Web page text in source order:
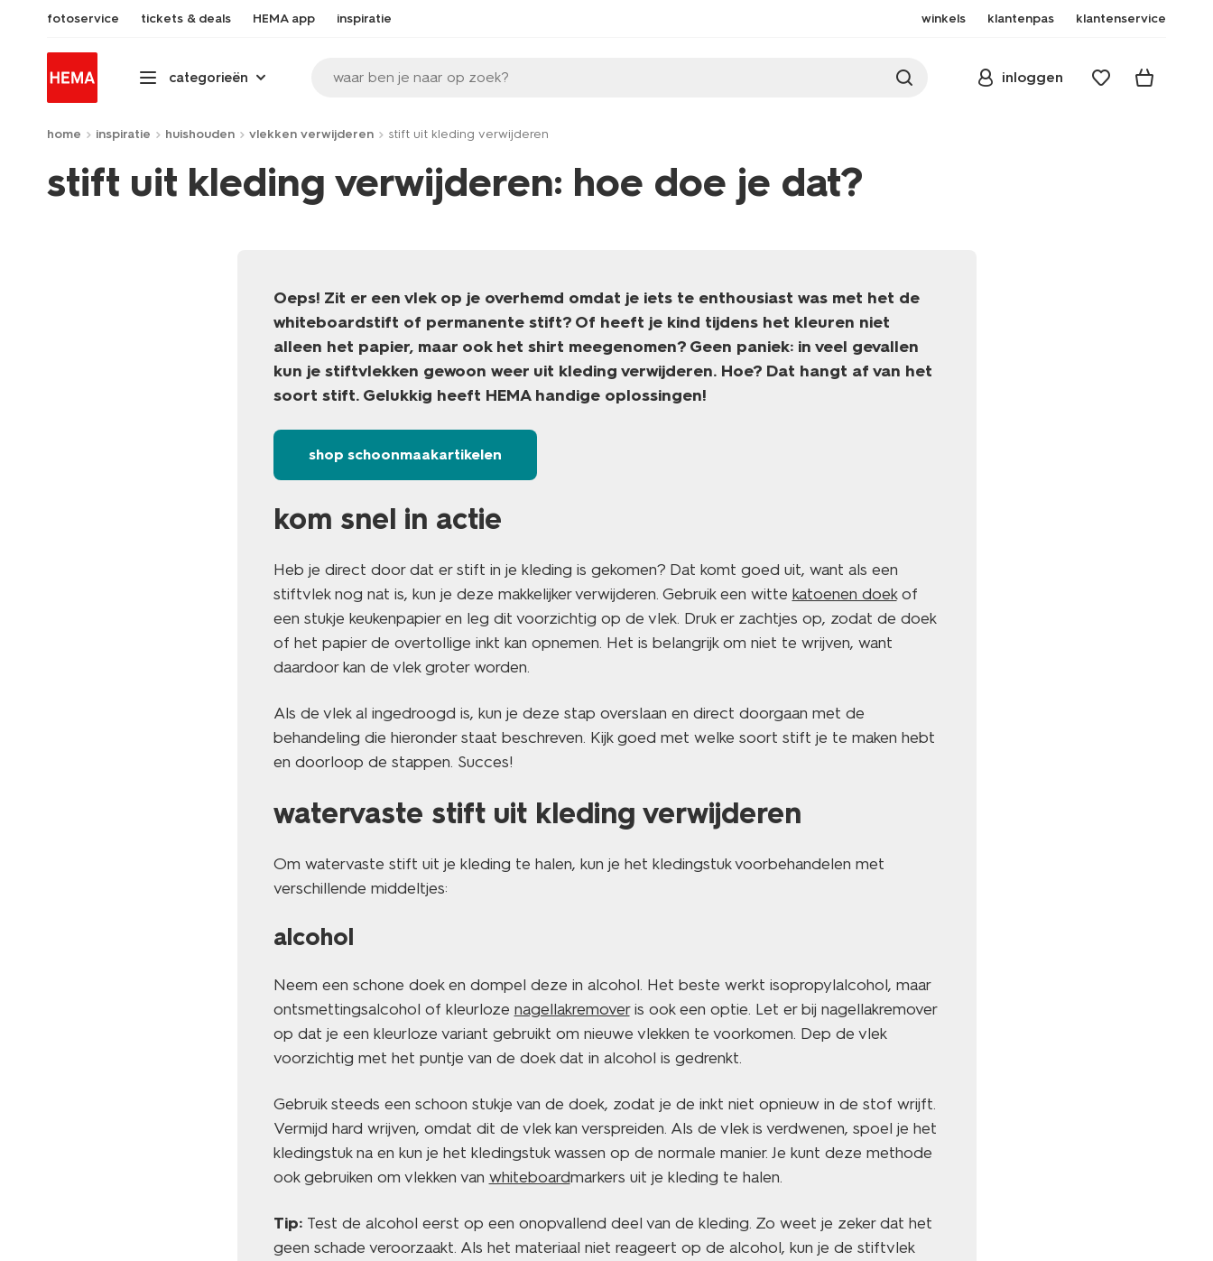
fotoservice tickets & deals HEMA app inspiratie winkels klantenpas klantenservice
categorieën waar ben je naar op zoek? inloggen
home inspiratie huishouden vlekken verwijderen stift uit kleding verwijderen
stift uit kleding verwijderen: hoe doe je dat?
Oeps! Zit er een vlek op je overhemd omdat je iets te enthousiast was met het de
whiteboardstift of permanente stift? Of heeft je kind tijdens het kleuren niet
alleen het papier, maar ook het shirt meegenomen? Geen paniek: in veel gevallen
kun je stiftvlekken gewoon weer uit kleding verwijderen. Hoe? Dat hangt af van het
soort stift. Gelukkig heeft HEMA handige oplossingen!
shop schoonmaakartikelen
kom snel in actie
Heb je direct door dat er stift in je kleding is gekomen? Dat komt goed uit, want als een
stiftvlek nog nat is, kun je deze makkelijker verwijderen. Gebruik een witte katoenen doekof
een stukje keukenpapier en leg dit voorzichtig op de vlek. Druk er zachtjes op, zodat de doek
of het papier de overtollige inkt kan opnemen. Het is belangrijk om niet te wrijven, want
daardoor kan de vlek groter worden.
Als de vlek al ingedroogd is, kun je deze stap overslaan en direct doorgaan met de
behandeling die hieronder staat beschreven. Kijk goed met welke soort stift je te maken hebt
en doorloop de stappen. Succes!
watervaste stift uit kleding verwijderen
Om watervaste stift uit je kleding te halen, kun je het kledingstuk voorbehandelen met
verschillende middeltjes:
alcohol
Neem een schone doek en dompel deze in alcohol. Het beste werkt isopropylalcohol, maar
ontsmettingsalcohol of kleurloze nagellakremoveris ook een optie. Let er bij nagellakremover
op dat je een kleurloze variant gebruikt om nieuwe vlekken te voorkomen. Dep de vlek
voorzichtig met het puntje van de doek dat in alcohol is gedrenkt.
Gebruik steeds een schoon stukje van de doek, zodat je de inkt niet opnieuw in de stof wrijft.
Vermijd hard wrijven, omdat dit de vlek kan verspreiden. Als de vlek is verdwenen, spoel je het
kledingstuk na en kun je het kledingstuk wassen op de normale manier. Je kunt deze methode
ook gebruiken om vlekken van whiteboardmarkers uit je kleding te halen.
Tip: Test de alcohol eerst op een onopvallend deel van de kleding. Zo weet je zeker dat het
geen schade veroorzaakt. Als het materiaal niet reageert op de alcohol, kun je de stiftvlek